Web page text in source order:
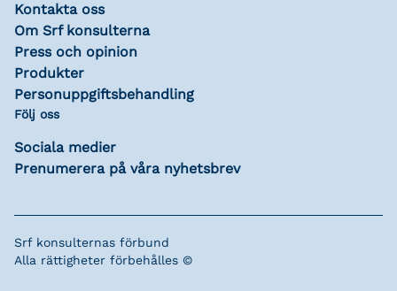
Kontakta oss
Om Srf konsulterna
Press och opinion
Produkter
Personuppgiftsbehandling
Följ oss
Sociala medier
Prenumerera på våra nyhetsbrev
Srf konsulternas förbund
Alla rättigheter förbehålles ©